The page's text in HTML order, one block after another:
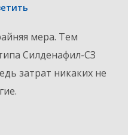
мера. Тем
Силденафил-СЗ
затрат никаких не